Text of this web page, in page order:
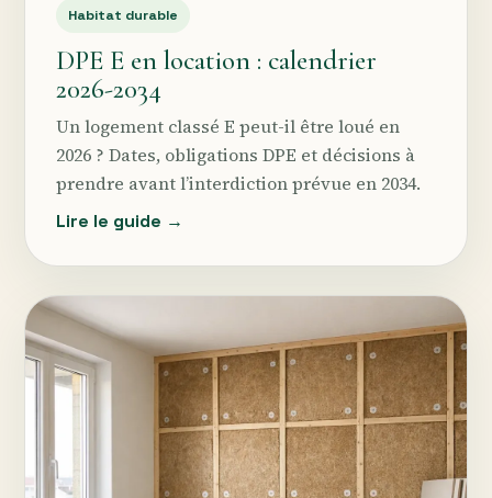
Habitat durable
DPE E en location : calendrier
2026-2034
Un logement classé E peut-il être loué en
2026 ? Dates, obligations DPE et décisions à
prendre avant l’interdiction prévue en 2034.
Lire le guide →